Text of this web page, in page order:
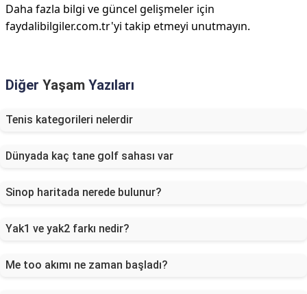
Daha fazla bilgi ve güncel gelişmeler için
faydalibilgiler.com.tr'yi takip etmeyi unutmayın.
Diğer Yaşam Yazıları
Tenis kategorileri nelerdir
Dünyada kaç tane golf sahası var
Sinop haritada nerede bulunur?
Yak1 ve yak2 farkı nedir?
Me too akımı ne zaman başladı?